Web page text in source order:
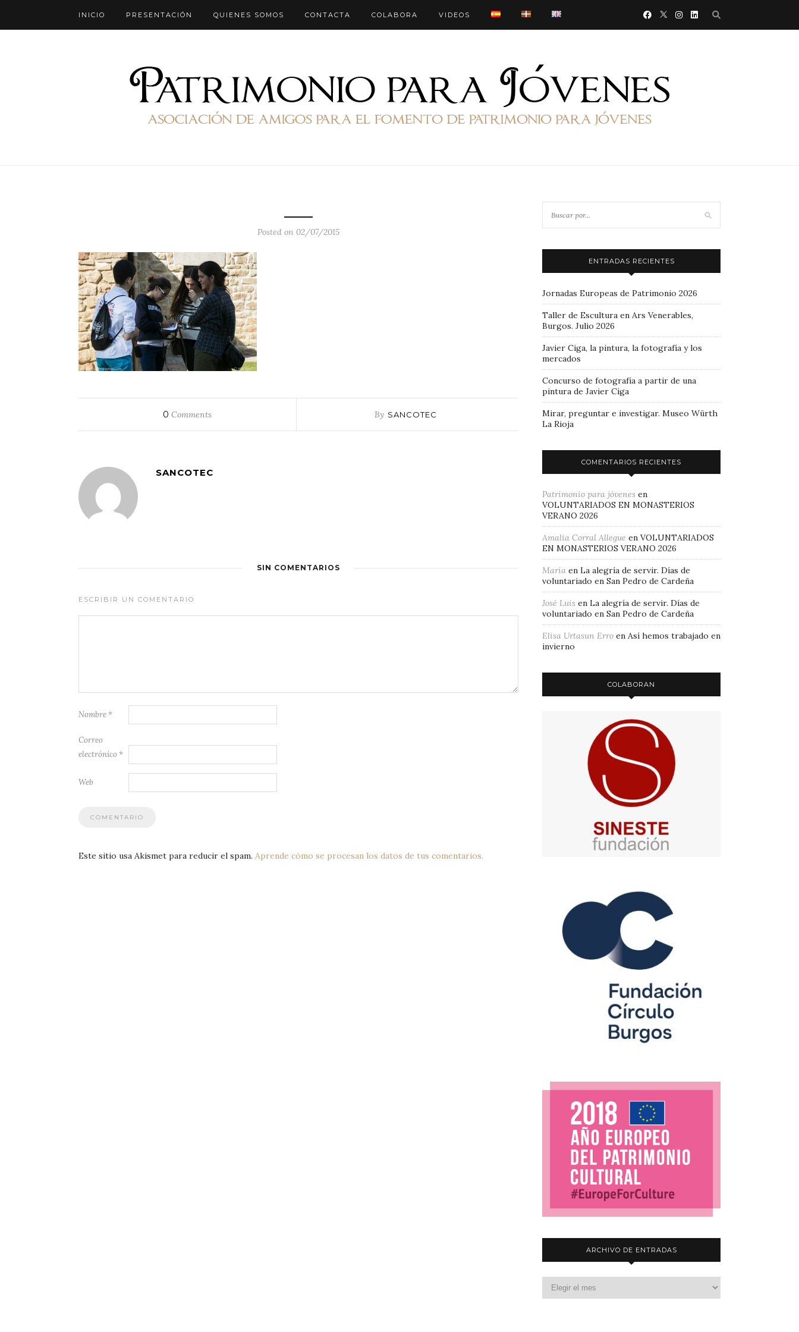
INICIO PRESENTACIÓN QUIENES SOMOS CONTACTA COLABORA VIDEOS
Posted on 02/07/2015
0 Comments By SANCOTEC
SANCOTEC
SIN COMENTARIOS
ESCRIBIR UN COMENTARIO
Nombre *
Correo
electrónico *
Web
Este sitio usa Akismet para reducir el spam. Aprende cómo se procesan los datos de tus comentarios.
ENTRADAS RECIENTES
Jornadas Europeas de Patrimonio 2026
Taller de Escultura en Ars Venerables,
Burgos. Julio 2026
Javier Ciga, la pintura, la fotografía y los
mercados
Concurso de fotografía a partir de una
pintura de Javier Ciga
Mirar, preguntar e investigar. Museo Würth
La Rioja
COMENTARIOS RECIENTES
Patrimonio para jóvenes en
VOLUNTARIADOS EN MONASTERIOS
VERANO 2026
Amalia Corral Allegue en VOLUNTARIADOS
EN MONASTERIOS VERANO 2026
Maria en La alegría de servir. Días de
voluntariado en San Pedro de Cardeña
José Luis en La alegría de servir. Días de
voluntariado en San Pedro de Cardeña
Elisa Urtasun Erro en Así hemos trabajado en
invierno
COLABORAN
ARCHIVO DE ENTRADAS